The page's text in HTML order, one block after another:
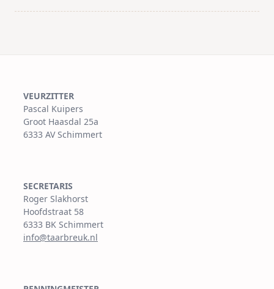
VEURZITTER
Pascal Kuipers
Groot Haasdal 25a
6333 AV Schimmert
SECRETARIS
Roger Slakhorst
Hoofdstraat 58
6333 BK Schimmert
info@taarbreuk.nl